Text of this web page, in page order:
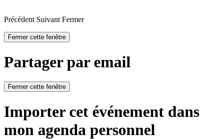
Précédent Suivant Fermer
Fermer cette fenêtre
Partager par email
Fermer cette fenêtre
Importer cet événement dans
mon agenda personnel